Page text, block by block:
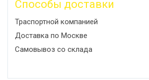
Способы доставки
Траспортной компанией
Доставка по Москве
Самовывоз со склада